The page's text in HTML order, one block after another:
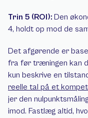
Trin 5 (ROI): Den
4, holdt op mod de
Det afgørende er
fra før træningen kan
kun beskrive en
reelle tal på et
jer den
imod. Fastlæg altid,